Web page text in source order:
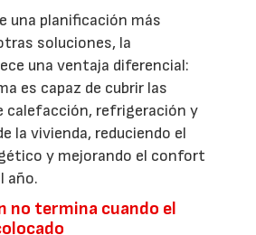
una planificación más
soluciones, la
una ventaja diferencial:
es capaz de cubrir las
calefacción, refrigeración y
la vivienda, reduciendo el
y mejorando el confort
año.
no termina cuando el